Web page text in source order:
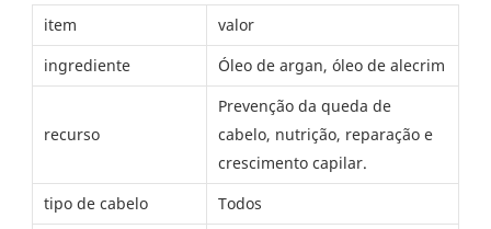
item
valor
ingrediente
Óleo de argan, óleo de alecrim
recurso
Prevenção da queda de
cabelo, nutrição, reparação e
crescimento capilar.
tipo de cabelo
Todos